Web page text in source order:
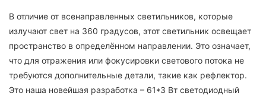
В отличие от всенаправленных светильников, которые
излучают свет на 360 градусов, этот светильник освещает
пространство в определённом направлении. Это означает,
что для отражения или фокусировки светового потока не
требуются дополнительные детали, такие как рефлектор.
Это наша новейшая разработка – 61*3 Вт светодиодный